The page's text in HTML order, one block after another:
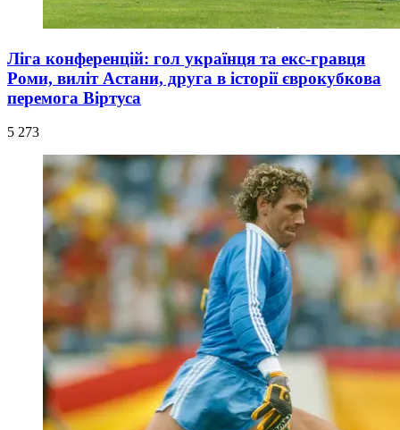
Ліга конференцій: гол українця та екс-гравця
Роми, виліт Астани, друга в історії єврокубкова
перемога Віртуса
5 273